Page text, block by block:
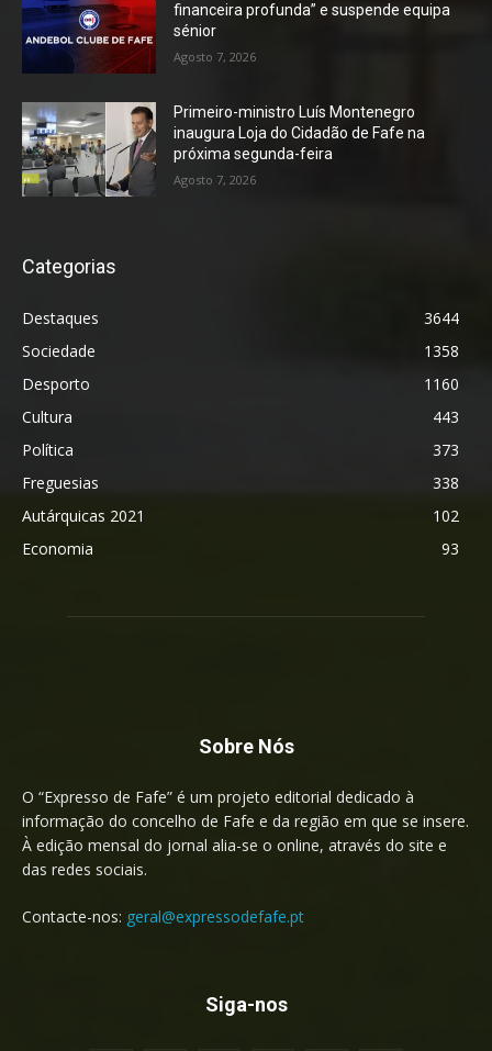
financeira profunda” e suspende equipa
sénior
Agosto 7, 2026
Primeiro-ministro Luís Montenegro
inaugura Loja do Cidadão de Fafe na
próxima segunda-feira
Agosto 7, 2026
Categorias
Destaques
3644
Sociedade
1358
Desporto
1160
Cultura
443
Política
373
Freguesias
338
Autárquicas 2021
102
Economia
93
Sobre Nós
O “Expresso de Fafe” é um projeto editorial dedicado à
informação do concelho de Fafe e da região em que se insere.
À edição mensal do jornal alia-se o online, através do site e
das redes sociais.
Contacte-nos: geral@expressodefafe.pt
Siga-nos